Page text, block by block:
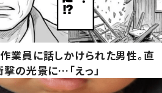
業員に話しかけられた男性。直
の光景に…「えっ」